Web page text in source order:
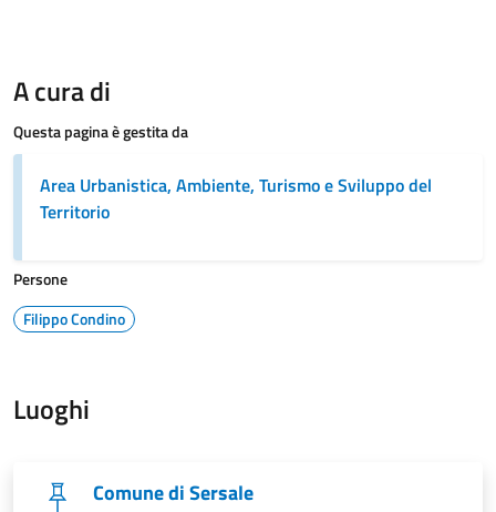
A cura di
Questa pagina è gestita da
Area Urbanistica, Ambiente, Turismo e Sviluppo del
Territorio
Persone
Filippo Condino
Luoghi
Comune di Sersale